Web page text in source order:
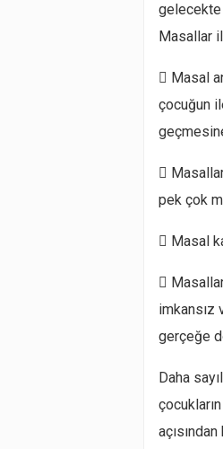
gelecekte
Masallar
 Masal
çocuğun

pek çok
 Masal

imkansız
gerçeğe
Daha